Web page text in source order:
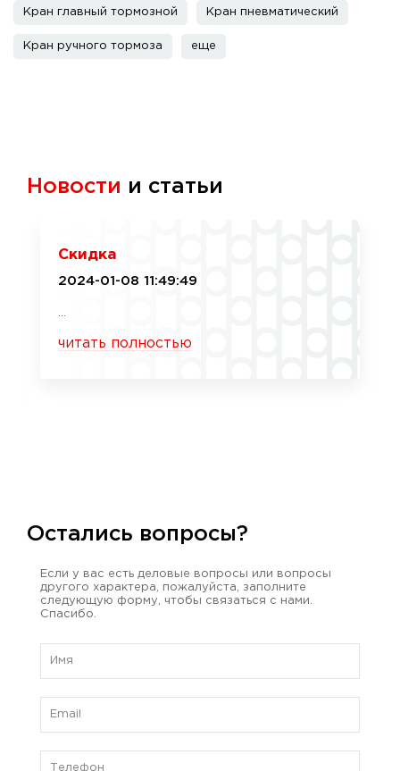
Кран главный тормозной Кран пневматический
Кран ручного тормоза еще
Новости и статьи
Скидка
2024-01-08 11:49:49
читать полностью
Остались вопросы?
Если у вас есть деловые вопросы или вопросы
другого характера, пожалуйста, заполните
следующую форму, чтобы связаться с нами.
Спасибо.